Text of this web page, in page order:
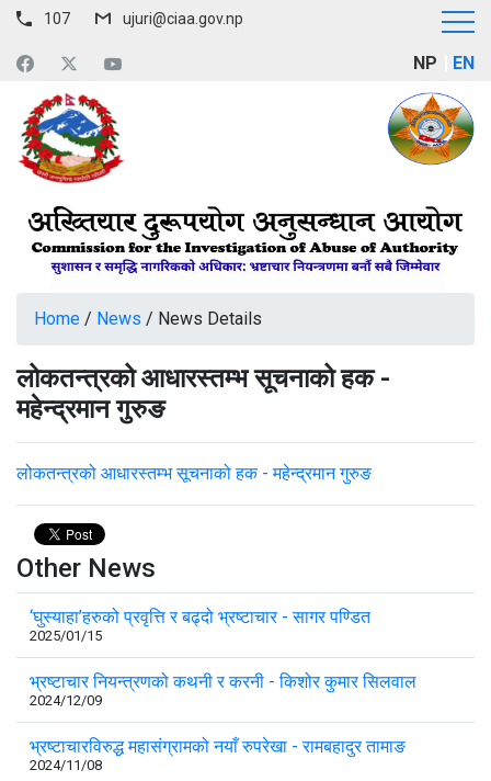
107 ujuri@ciaa.gov.np
NP EN
Home / News / News Details
लोकतन्त्रको आधारस्तम्भ सूचनाको हक -
महेन्द्रमान गुरुङ
लोकतन्त्रको आधारस्तम्भ सूचनाको हक - महेन्द्रमान गुरुङ
Other News
‘घुस्याहा’हरुको प्रवृत्ति र बढ्दो भ्रष्टाचार - सागर पण्डित
2025/01/15
भ्रष्टाचार नियन्त्रणको कथनी र करनी - किशोर कुमार सिलवाल
2024/12/09
भ्रष्टाचारविरुद्ध महासंग्रामको नयाँ रुपरेखा - रामबहादुर तामाङ
2024/11/08